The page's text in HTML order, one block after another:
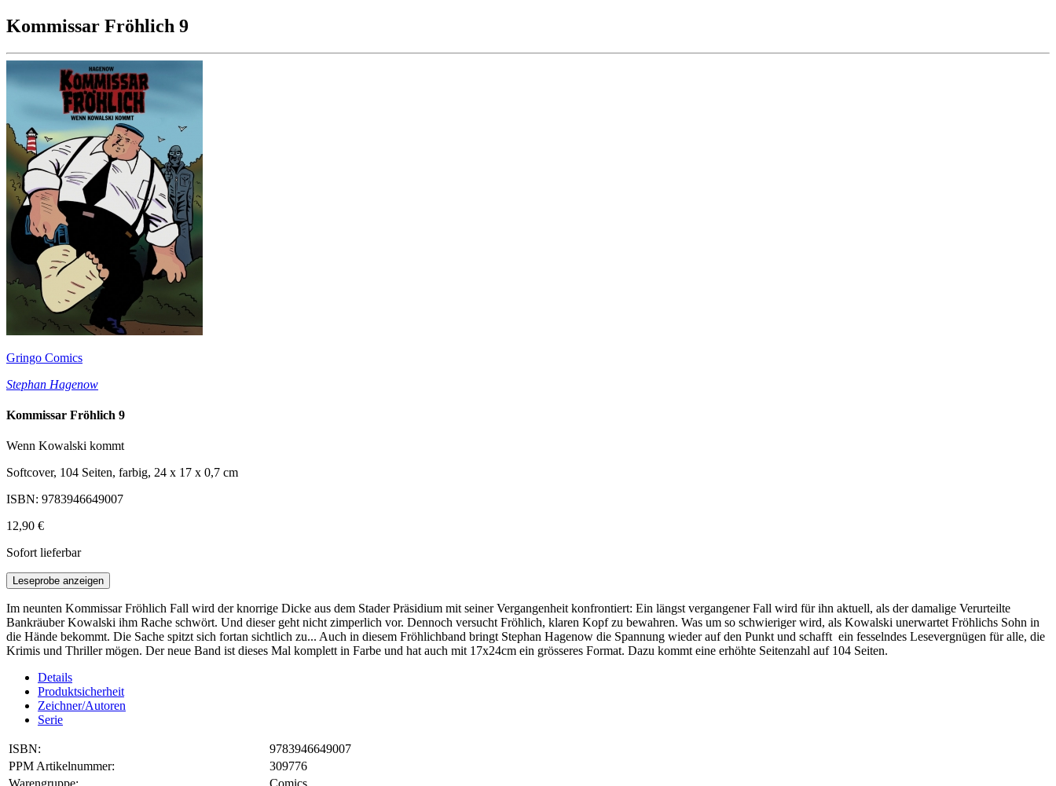
Kommissar Fröhlich 9
Gringo Comics
Stephan Hagenow
Kommissar Fröhlich 9
Wenn Kowalski kommt
Softcover, 104 Seiten, farbig, 24 x 17 x 0,7 cm
ISBN: 9783946649007
12,90 €
Sofort lieferbar
Leseprobe anzeigen
Im neunten Kommissar Fröhlich Fall wird der knorrige Dicke aus dem Stader Präsidium mit seiner Vergangenheit konfrontiert: Ein längst vergangener Fall wird für ihn aktuell, als der damalige Verurteilte
Bankräuber Kowalski ihm Rache schwört. Und dieser geht nicht zimperlich vor. Dennoch versucht Fröhlich, klaren Kopf zu bewahren. Was um so schwieriger wird, als Kowalski unerwartet Fröhlichs Sohn in
die Hände bekommt. Die Sache spitzt sich fortan sichtlich zu... Auch in diesem Fröhlichband bringt Stephan Hagenow die Spannung wieder auf den Punkt und schafft ein fesselndes Lesevergnügen für alle, die
Krimis und Thriller mögen. Der neue Band ist dieses Mal komplett in Farbe und hat auch mit 17x24cm ein grösseres Format. Dazu kommt eine erhöhte Seitenzahl auf 104 Seiten.
Details
Produktsicherheit
Zeichner/Autoren
Serie
ISBN:
9783946649007
PPM Artikelnummer:
309776